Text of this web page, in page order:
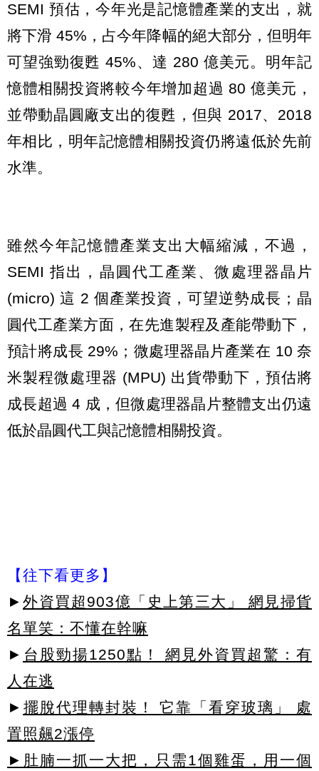
SEMI 預估，今年光是記憶體產業的支出，就
將下滑 45%，占今年降幅的絕大部分，但明年
可望強勁復甦 45%、達 280 億美元。明年記
憶體相關投資將較今年增加超過 80 億美元，
並帶動晶圓廠支出的復甦，但與 2017、2018
年相比，明年記憶體相關投資仍將遠低於先前
水準。
雖然今年記憶體產業支出大幅縮減，不過，
SEMI 指出，晶圓代工產業、微處理器晶片
(micro) 這 2 個產業投資，可望逆勢成長；晶
圓代工產業方面，在先進製程及產能帶動下，
預計將成長 29%；微處理器晶片產業在 10 奈
米製程微處理器 (MPU) 出貨帶動下，預估將
成長超過 4 成，但微處理器晶片整體支出仍遠
低於晶圓代工與記憶體相關投資。
【往下看更多】
► 外資買超903億「史上第三大」 網見掃貨
名單笑：不懂在幹嘛
► 台股勁揚1250點！ 網見外資買超驚：有
人在逃
► 擺脫代理轉封裝！ 它靠「看穿玻璃」 處
置照飆2漲停
►肚腩一抓一大把，只需1個雞蛋，用一個